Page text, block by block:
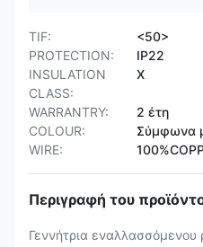
TIF:
<50>
PROTECTION:
IP22
INSULATION
CLASS:
Χ
WARRANTRY:
2 έτη
COLOUR:
Σύμφωνα
WIRE:
Περιγραφή του
Γεννήτρια εναλλασσόμενου